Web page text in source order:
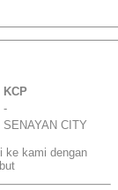
KCP
-
SENAYAN CITY
ke kami dengan